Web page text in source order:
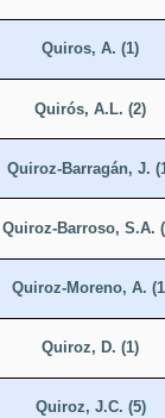
Quiros, A. (1)
Quirós, A.L. (2)
Quiroz-Barragán, J.
Quiroz-Barroso, S.A.
Quiroz-Moreno, A.
Quiroz, D. (1)
Quiroz, J.C. (5)